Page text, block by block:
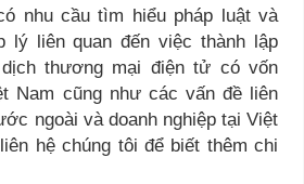
nhu cầu tìm hiểu pháp luật và
lý liên quan đến việc thành lập
thương mại điện tử có vốn
Nam cũng như các vấn đề liên
ngoài và doanh nghiệp tại Việt
hệ chúng tôi để biết thêm chi